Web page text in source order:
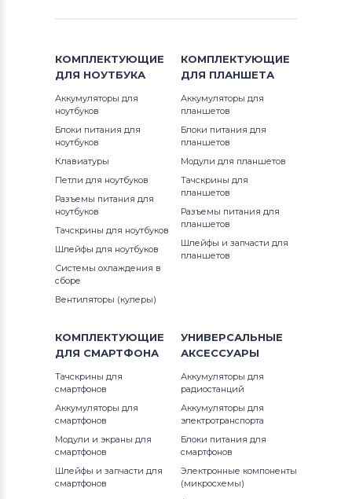
КОМПЛЕКТУЮЩИЕ
ДЛЯ НОУТБУКА
Аккумуляторы для
ноутбуков
Блоки питания для
ноутбуков
Клавиатуры
Петли для ноутбуков
Разъемы питания для
ноутбуков
Тачскрины для ноутбуков
Шлейфы для ноутбуков
Системы охлаждения в
сборе
Вентиляторы (кулеры)
КОМПЛЕКТУЮЩИЕ
ДЛЯ ПЛАНШЕТА
Аккумуляторы для
планшетов
Блоки питания для
планшетов
Модули для планшетов
Тачскрины для
планшетов
Разъемы питания для
планшетов
Шлейфы и запчасти для
планшетов
КОМПЛЕКТУЮЩИЕ
ДЛЯ СМАРТФОНА
Тачскрины для
смартфонов
Аккумуляторы для
смартфонов
Модули и экраны для
смартфонов
Шлейфы и запчасти для
смартфонов
УНИВЕРСАЛЬНЫЕ
АКСЕССУАРЫ
Аккумуляторы для
радиостанций
Аккумуляторы для
электротранспорта
Блоки питания для
смартфонов
Электронные компоненты
(микросхемы)